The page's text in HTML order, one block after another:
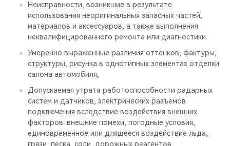
Неисправности, возникшие в результате
использования неоригинальных запасных частей,
материалов и аксессуаров, а также выполнения
неквалифицированного ремонта или диагностики.
Умеренно выраженные различия оттенков, фактуры,
структуры, рисунка в однотипных элементах отделки
салона автомобиля;
Допускаемая утрата работоспособности радарных
систем и датчиков, электрических разъемов
подключения вследствие воздействия внешних
факторов: внешние помехи, погодные условия,
единовременное или длящееся воздействие льда,
грязи, песка, соли, дорожных реагентов,